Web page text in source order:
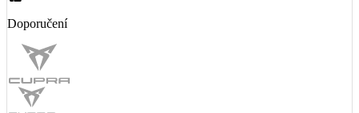
Doporučení